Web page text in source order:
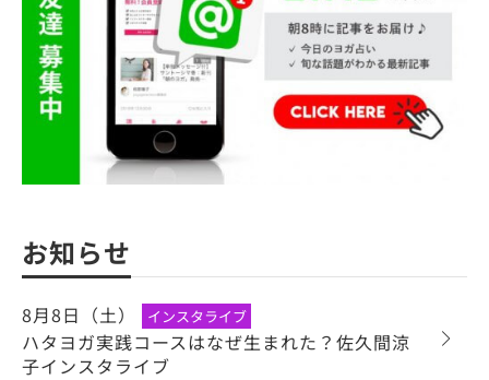
お知らせ
8月8日（土） インスタライブ
ハタヨガ実践コースはなぜ生まれた？佐久間涼
子インスタライブ